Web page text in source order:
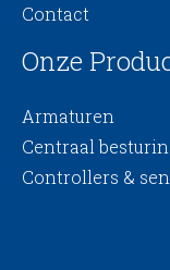
Contact
Onze
Armaturen
Centraal
Controllers &